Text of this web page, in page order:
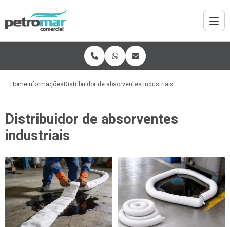
Home Informações Distribuidor de absorventes industriais
Distribuidor de absorventes
industriais